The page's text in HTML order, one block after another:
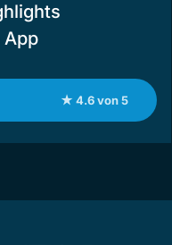
★ 4.6 von 5